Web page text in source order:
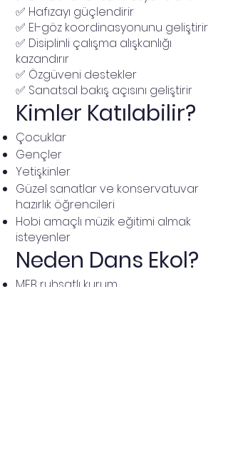
✅ Hafızayı güçlendirir
✅ El-göz koordinasyonunu geliştirir
✅ Disiplinli çalışma alışkanlığı
kazandırır
✅ Özgüveni destekler
✅ Sanatsal bakış açısını geliştirir
Kimler Katılabilir?
Çocuklar
Gençler
Yetişkinler
Güzel sanatlar ve konservatuvar
hazırlık öğrencileri
Hobi amaçlı müzik eğitimi almak
isteyenler
Neden Dans Ekol?
MEB ruhsatlı kurum